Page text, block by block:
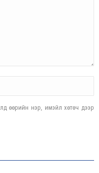
өөрийн нэр, имэйл хөтөч дээр